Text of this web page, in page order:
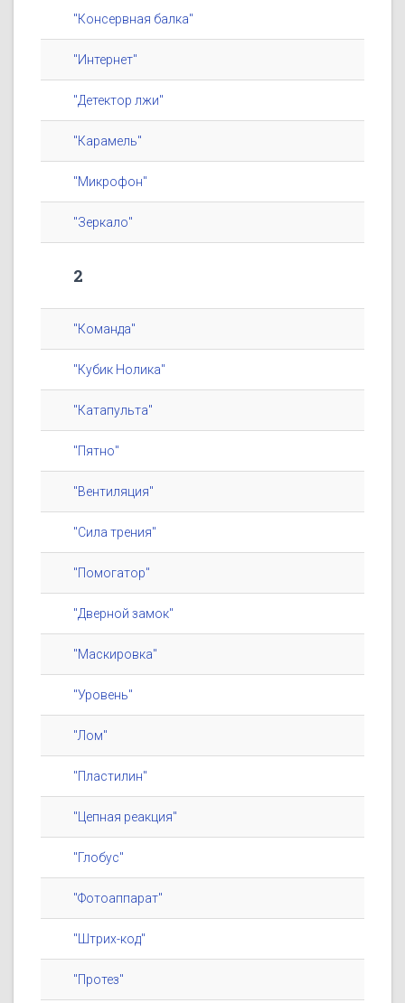
"Консервная балка"
"Интернет"
"Детектор лжи"
"Карамель"
"Микрофон"
"Зеркало"
2
"Команда"
"Кубик Нолика"
"Катапульта"
"Пятно"
"Вентиляция"
"Сила трения"
"Помогатор"
"Дверной замок"
"Маскировка"
"Уровень"
"Лом"
"Пластилин"
"Цепная реакция"
"Глобус"
"Фотоаппарат"
"Штрих-код"
"Протез"